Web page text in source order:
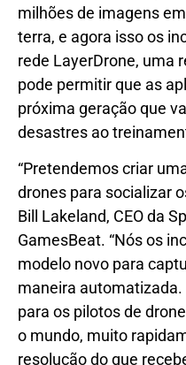
milhões de imagens
terra, e agora isso os
rede LayerDrone, uma
pode permitir que as
próxima geração que
desastres ao
“Pretendemos criar
drones para socializar
Bill Lakeland, CEO da
GamesBeat. “Nós os
modelo novo para
maneira automatizada.
para os pilotos de
o mundo, muito
resolução do que